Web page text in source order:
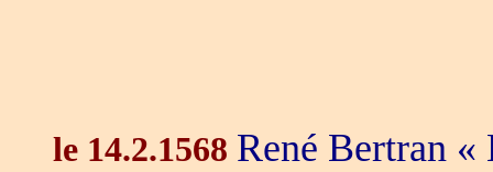
le 14.2.1568 René Bertran «